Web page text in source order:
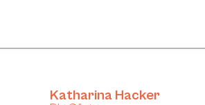
Katharina Hacker